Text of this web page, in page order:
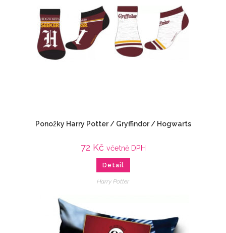
Ponožky Harry Potter / Gryffindor / Hogwarts
72 Kč včetně DPH
Detail
Harry Potter